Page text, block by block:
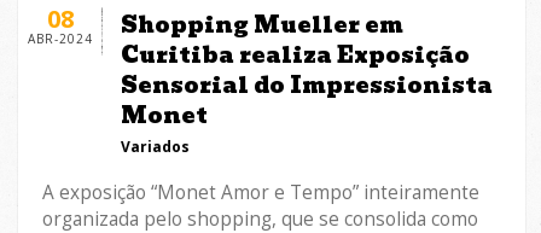
08
ABR-2024
Shopping Mueller em
Curitiba realiza Exposição
Sensorial do Impressionista
Monet
Variados
A exposição “Monet Amor e Tempo” inteiramente
organizada pelo shopping, que se consolida como